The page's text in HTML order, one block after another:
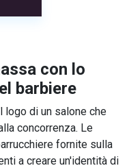
con lo
barbiere
logo di un salone che
concorrenza. Le
fornite sulla
a creare un'identità di